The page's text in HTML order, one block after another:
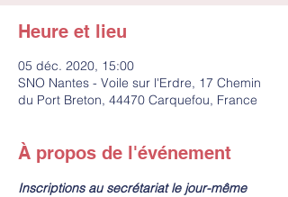
Heure et lieu
05 déc. 2020, 15:00
SNO Nantes - Voile sur l'Erdre, 17 Chemin
du Port Breton, 44470 Carquefou, France
À propos de l'événement
Inscriptions au secrétariat le jour-même